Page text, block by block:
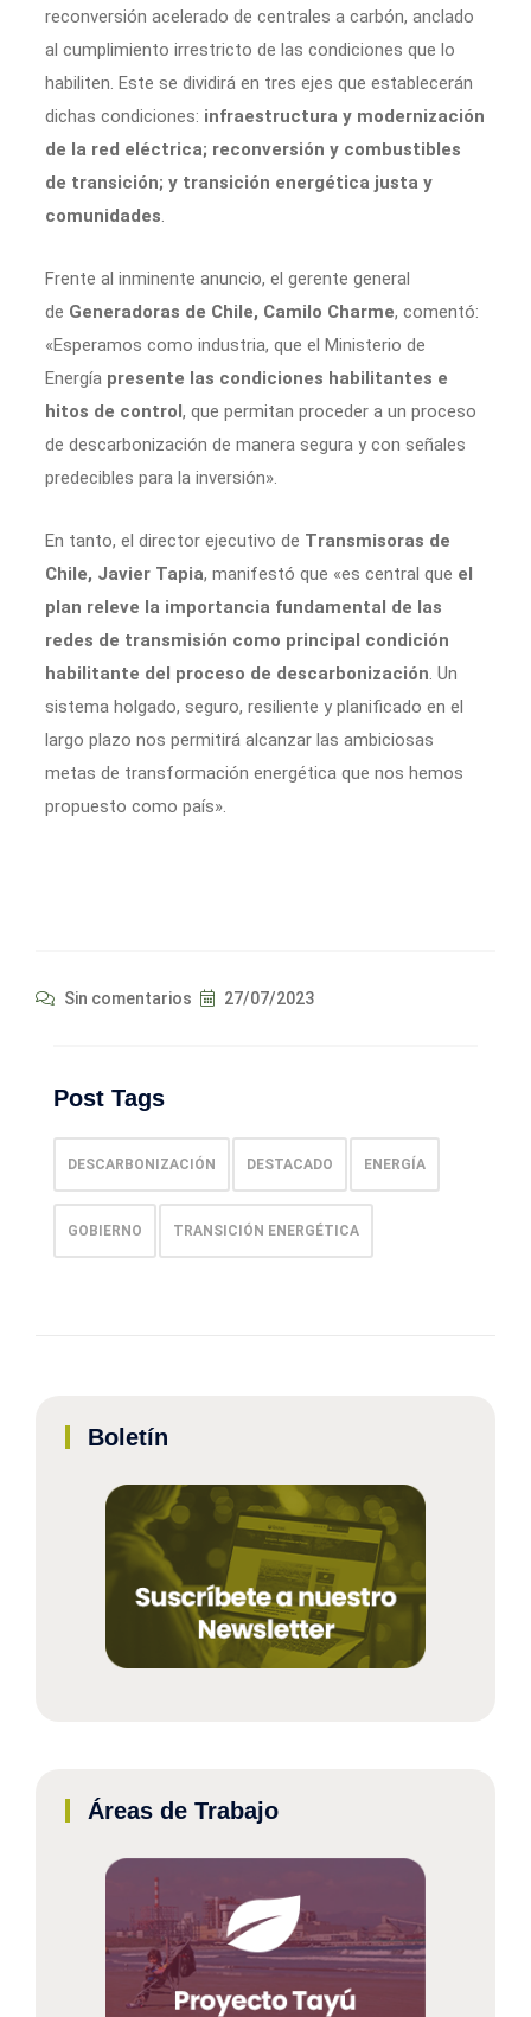
reconversión acelerado de centrales a carbón, anclado
al cumplimiento irrestricto de las condiciones que lo
habiliten. Este se dividirá en tres ejes que establecerán
dichas condiciones: infraestructura y modernización
de la red eléctrica; reconversión y combustibles
de transición; y transición energética justa y
comunidades.
Frente al inminente anuncio, el gerente general
de Generadoras de Chile, Camilo Charme, comentó:
«Esperamos como industria, que el Ministerio de
Energía presente las condiciones habilitantes e
hitos de control , que permitan proceder a un proceso
de descarbonización de manera segura y con señales
predecibles para la inversión».
En tanto, el director ejecutivo de Transmisoras de
Chile, Javier Tapia, manifestó que «es central que el
plan releve la importancia fundamental de las
redes de transmisión como principal condición
habilitante del proceso de descarbonización. Un
sistema holgado, seguro, resiliente y planificado en el
largo plazo nos permitirá alcanzar las ambiciosas
metas de transformación energética que nos hemos
propuesto como país».
Sin comentarios 27/07/2023
Post Tags
DESCARBONIZACIÓN DESTACADO ENERGÍA
GOBIERNO TRANSICIÓN ENERGÉTICA
Boletín
Áreas de Trabajo